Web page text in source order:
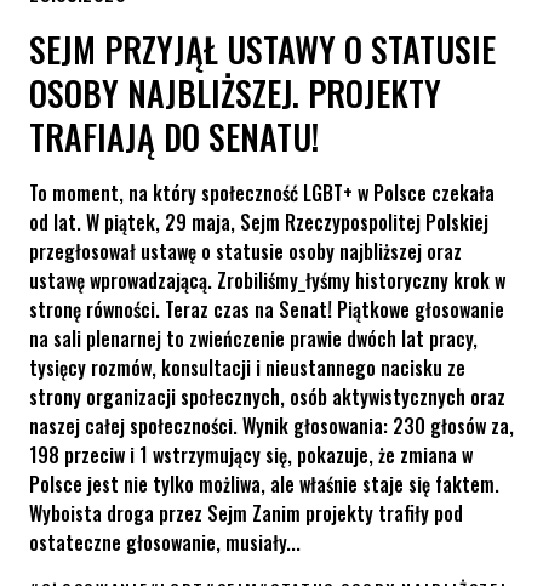
SEJM PRZYJĄŁ USTAWY O STATUSIE
OSOBY NAJBLIŻSZEJ. PROJEKTY
TRAFIAJĄ DO SENATU!
To moment, na który społeczność LGBT+ w Polsce czekała
od lat. W piątek, 29 maja, Sejm Rzeczypospolitej Polskiej
przegłosował ustawę o statusie osoby najbliższej oraz
ustawę wprowadzającą. Zrobiliśmy_łyśmy historyczny krok w
stronę równości. Teraz czas na Senat! Piątkowe głosowanie
na sali plenarnej to zwieńczenie prawie dwóch lat pracy,
tysięcy rozmów, konsultacji i nieustannego nacisku ze
strony organizacji społecznych, osób aktywistycznych oraz
naszej całej społeczności. Wynik głosowania: 230 głosów za,
198 przeciw i 1 wstrzymujący się, pokazuje, że zmiana w
Polsce jest nie tylko możliwa, ale właśnie staje się faktem.
Wyboista droga przez Sejm Zanim projekty trafiły pod
ostateczne głosowanie, musiały...